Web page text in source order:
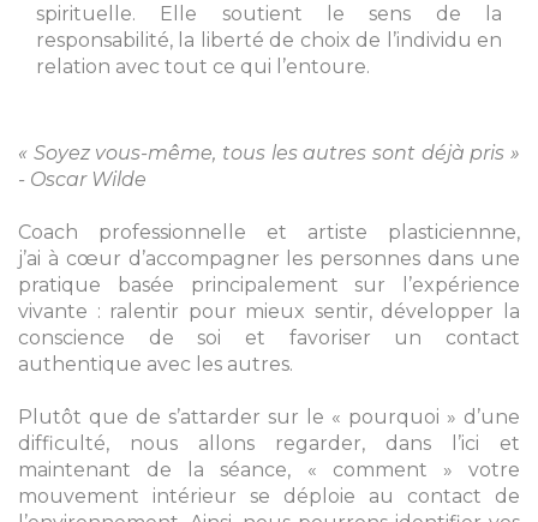
spirituelle. Elle soutient le sens de la
responsabilité, la liberté de choix de l’individu en
relation avec tout ce qui l’entoure.
« Soyez vous-même, tous les autres sont déjà pris »
- Oscar Wilde
Coach professionnelle et artiste plasticiennne,
j’ai à cœur d’accompagner les personnes dans une
pratique basée principalement sur l’expérience
vivante : ralentir pour mieux sentir, développer la
conscience de soi et favoriser un contact
authentique avec les autres.
Plutôt que de s’attarder sur le « pourquoi » d’une
difficulté, nous allons regarder, dans l’ici et
maintenant de la séance, « comment » votre
mouvement intérieur se déploie au contact de